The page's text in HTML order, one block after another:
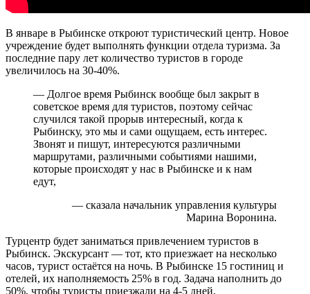
В январе в Рыбинске откроют туристический центр. Новое
учреждение будет выполнять функции отдела туризма. За
последние пару лет количество туристов в городе
увеличилось на 30-40%.
— Долгое время Рыбинск вообще был закрыт в
советское время для туристов, поэтому сейчас
случился такой прорыв интересный, когда к
Рыбинску, это мы и сами ощущаем, есть интерес.
Звонят и пишут, интересуются различными
маршрутами, различными событиями нашими,
которые происходят у нас в Рыбинске и к нам
едут,
— сказала начальник управления культуры
Марина Воронина.
Турцентр будет заниматься привлечением туристов в
Рыбинск. Экскурсант — тот, кто приезжает на несколько
часов, турист остаётся на ночь. В Рыбинске 15 гостиниц и
отелей, их наполняемость 25% в год. Задача наполнить до
50%, чтобы туристы приезжали на 4-5 дней.